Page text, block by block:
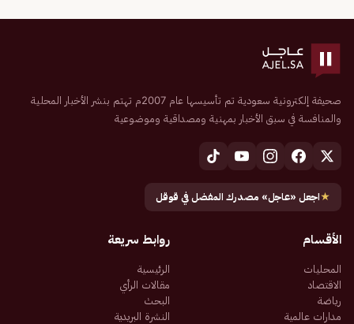
صحيفة إلكترونية سعودية تم تأسيسها عام 2007م تهتم بنشر الأخبار المحلية
والمنافسة في سبق الأخبار بمهنية ومصداقية وموضوعية
★اجعل «عاجل» مصدرك المفضل في قوقل
الأقسام
المحليات
الاقتصاد
رياضة
مدارات عالمية
روابط سريعة
الرئيسية
مقالات الرأي
البحث
النشرة البريدية